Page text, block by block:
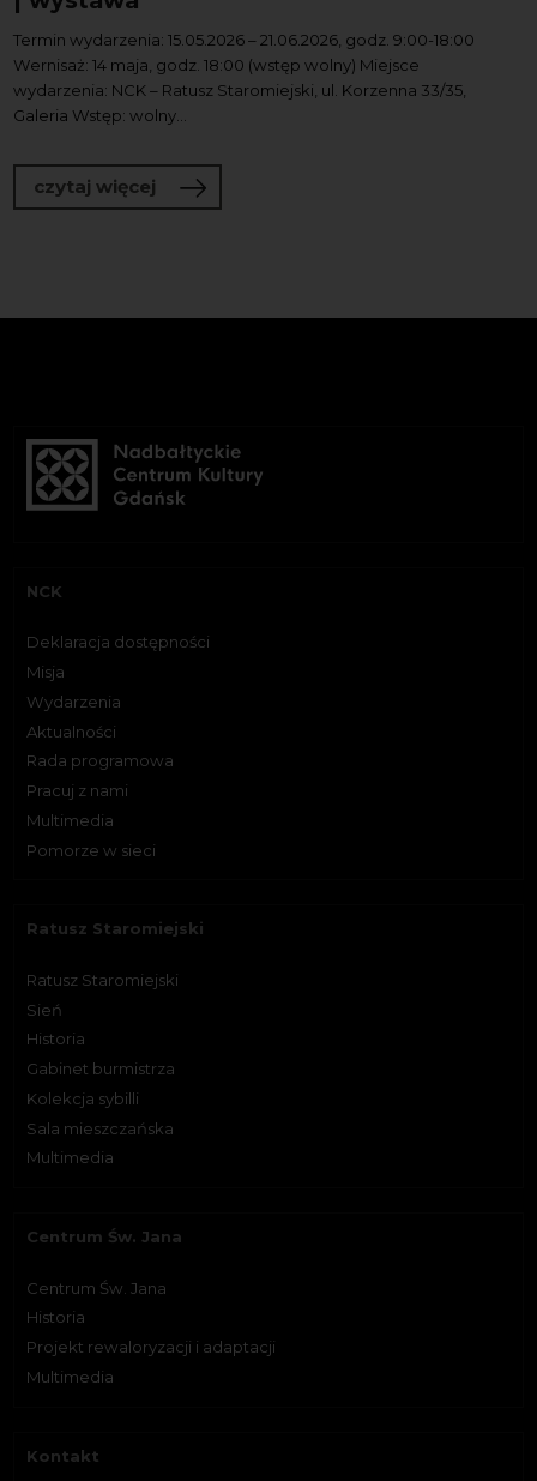
Termin wydarzenia: 15.05.2026 – 21.06.2026, godz. 9:00-18:00
Wernisaż: 14 maja, godz. 18:00 (wstęp wolny) Miejsce
wydarzenia: NCK – Ratusz Staromiejski, ul. Korzenna 33/35,
Galeria Wstęp: wolny...
czytaj więcej o Kòszikówka. Czesław Hinc &
NCK
Deklaracja dostępności
Misja
Wydarzenia
Aktualności
Rada programowa
Pracuj z nami
Multimedia
Pomorze w sieci
Ratusz Staromiejski
Ratusz Staromiejski
Sień
Historia
Gabinet burmistrza
Kolekcja sybilli
Sala mieszczańska
Multimedia
Centrum Św. Jana
Centrum Św. Jana
Historia
Projekt rewaloryzacji i adaptacji
Multimedia
Kontakt